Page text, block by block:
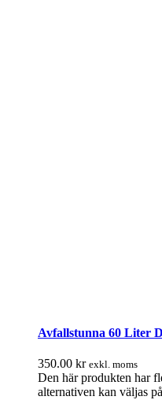
Avfallstunna 60 Liter
350.00 kr exkl. moms
Den här produkten har
alternativen kan väljas